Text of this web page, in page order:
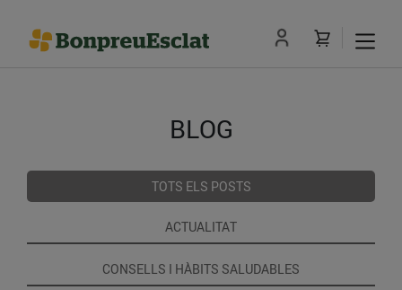
BLOG
TOTS ELS POSTS
ACTUALITAT
CONSELLS I HÀBITS SALUDABLES